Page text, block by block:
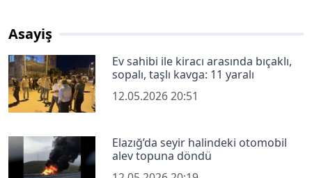
Asayiş
Ev sahibi ile kiracı arasında bıçaklı,
sopalı, taşlı kavga: 11 yaralı
12.05.2026 20:51
Elazığ’da seyir halindeki otomobil
alev topuna döndü